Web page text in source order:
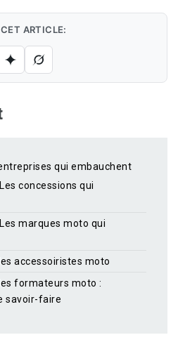
ARTICLE:
qui embauchent
concessions qui
marques moto qui
accessoiristes moto
formateurs moto :
savoir-faire